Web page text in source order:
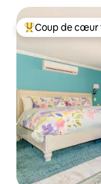
Coup de cœur
Coup de cœur